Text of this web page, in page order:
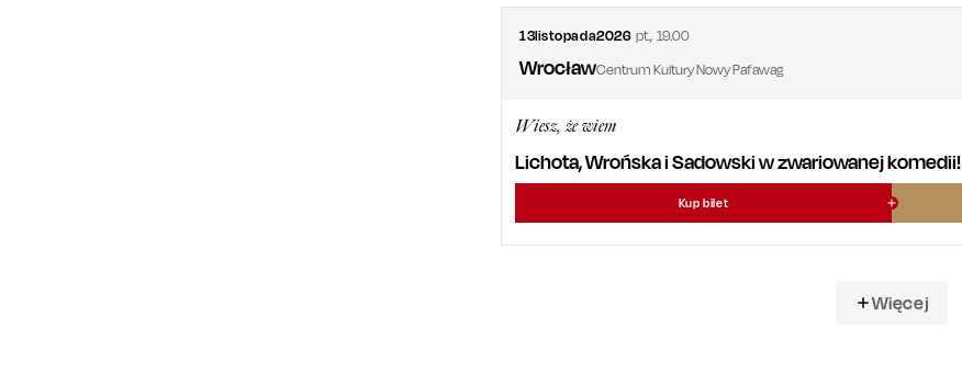
13listopada2026 pt.,19.00
WrocławCentrum Kultury Nowy Pafawag
Wiesz, że wiem
Lichota, Wrońska i Sadowski w zwariowanej komedii!
Kup bilet
Więcej